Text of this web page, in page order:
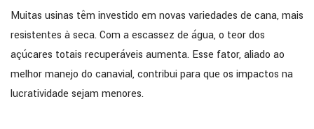
Muitas usinas têm investido em novas variedades de cana, mais
resistentes à seca. Com a escassez de água, o teor dos
açúcares totais recuperáveis aumenta. Esse fator, aliado ao
melhor manejo do canavial, contribui para que os impactos na
lucratividade sejam menores.